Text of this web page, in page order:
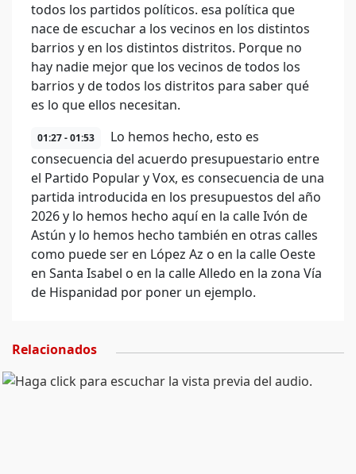
todos los partidos políticos. esa política que
nace de escuchar a los vecinos en los distintos
barrios y en los distintos distritos. Porque no
hay nadie mejor que los vecinos de todos los
barrios y de todos los distritos para saber qué
es lo que ellos necesitan.
01:27 - 01:53
Lo hemos hecho, esto es
consecuencia del acuerdo presupuestario entre
el Partido Popular y Vox, es consecuencia de una
partida introducida en los presupuestos del año
2026 y lo hemos hecho aquí en la calle Ivón de
Astún y lo hemos hecho también en otras calles
como puede ser en López Az o en la calle Oeste
en Santa Isabel o en la calle Alledo en la zona Vía
de Hispanidad por poner un ejemplo.
Relacionados